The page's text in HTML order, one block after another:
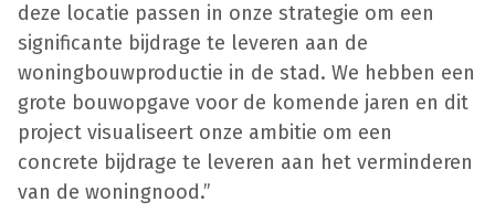
deze locatie passen in onze strategie om een
significante bijdrage te leveren aan de
woningbouwproductie in de stad. We hebben een
grote bouwopgave voor de komende jaren en dit
project visualiseert onze ambitie om een
concrete bijdrage te leveren aan het verminderen
van de woningnood.”